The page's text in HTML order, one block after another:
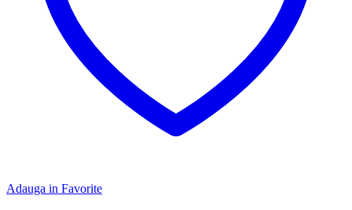
Adauga in Favorite